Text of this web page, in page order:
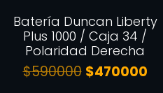
Batería Duncan Liberty
Plus 1000 / Caja 34 /
Polaridad Derecha
$590000 $470000